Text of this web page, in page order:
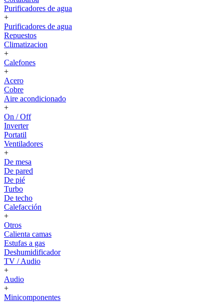
Purificadores de agua
+
Purificadores de agua
Repuestos
Climatizacion
+
Calefones
+
Acero
Cobre
Aire acondicionado
+
On / Off
Inverter
Portatil
Ventiladores
+
De mesa
De pared
De pié
Turbo
De techo
Calefacción
+
Otros
Calienta camas
Estufas a gas
Deshumidificador
TV / Audio
+
Audio
+
Minicomponentes